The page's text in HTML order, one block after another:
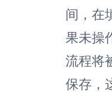
间，在
果未操
流程将
保存，